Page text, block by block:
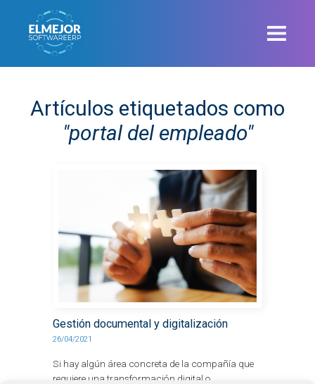
Artículos etiquetados como
"portal del empleado"
Gestión documental y digitalización
26/04/2021
Si hay algún área concreta de la compañía que
requiere una transformación digital o